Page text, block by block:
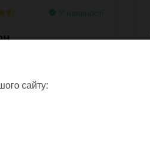
У наявності
сайту: